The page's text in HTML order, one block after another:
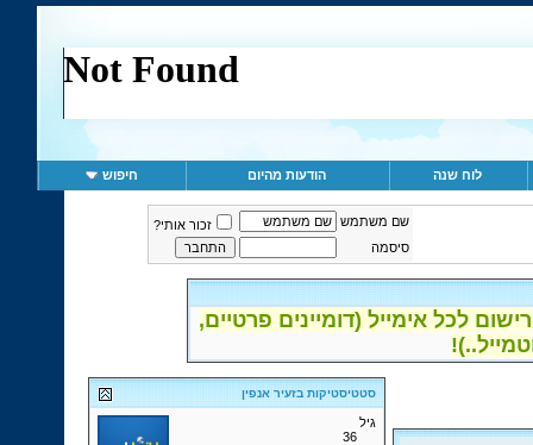
לוח שנה הודעות מהיום חיפוש
שם משתמש
זכור אותי?
סיסמה
לכל אימייל (דומיינים פרטיים,
סטטיסטיקות בזעיר אנפין
גיל
36